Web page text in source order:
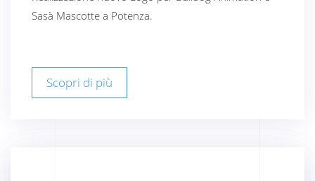
Sasà Mascotte a Potenza.
Scopri di più